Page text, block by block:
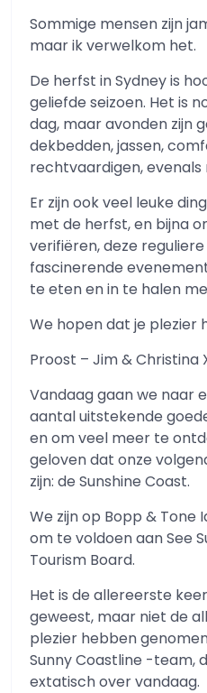
Sommige mensen zijn
maar ik verwelkom het.
De herfst in Sydney is
geliefde seizoen. Het is
dag, maar avonden zijn
dekbedden, jassen,
rechtvaardigen,
Er zijn ook veel leuke
met de herfst, en bijna
verifiëren, deze
fascinerende
te eten en in te halen
We hopen dat je plezier
Proost – Jim & Christina
Vandaag gaan we naar
aantal uitstekende
en om veel meer te
geloven dat onze
zijn: de Sunshine Coast.
We zijn op Bopp & Tone
om te voldoen aan See
Tourism Board.
Het is de allereerste
geweest, maar niet de
plezier hebben
Sunny Coastline -team,
extatisch over vandaag.